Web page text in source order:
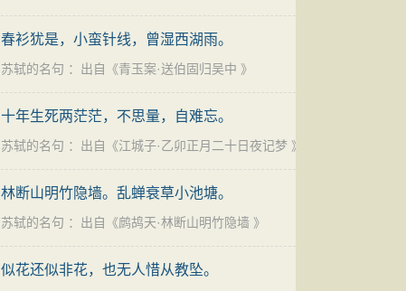
春衫犹是，小蛮针线，曾湿西湖雨。
苏轼的名句 ：出自《青玉案·送伯固归吴中 》
十年生死两茫茫，不思量，自难忘。
苏轼的名句 ：出自《江城子·乙卯正月二十日夜记梦 》
林断山明竹隐墙。乱蝉衰草小池塘。
苏轼的名句 ：出自《鹧鸪天·林断山明竹隐墙 》
似花还似非花，也无人惜从教坠。